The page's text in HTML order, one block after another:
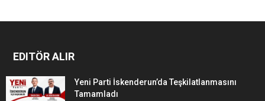
EDITÖR ALIR
Yeni Parti İskenderun’da Teşkilatlanmasını
Tamamladı